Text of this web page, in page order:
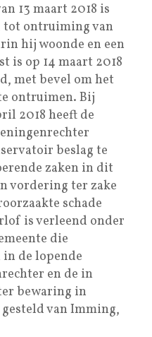
13 maart 2018 is
tot ontruiming van
hij woonde en een
is op 14 maart 2018
met bevel om het
ontruimen. Bij
2018 heeft de
beslag te
zaken in dit
vordering ter zake
schade
is verleend onder
die
de lopende
en de in
bewaring in
van Imming,